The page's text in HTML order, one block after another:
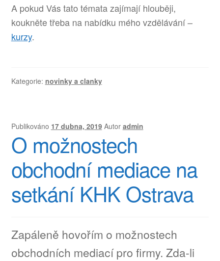
A pokud Vás tato témata zajímají hlouběji,
koukněte třeba na nabídku mého vzdělávání –
kurzy.
Kategorie: novinky a clanky
Publikováno 17 dubna, 2019 Autor admin
O možnostech
obchodní mediace na
setkání KHK Ostrava
Zapáleně hovořím o možnostech
obchodních mediací pro firmy. Zda-li